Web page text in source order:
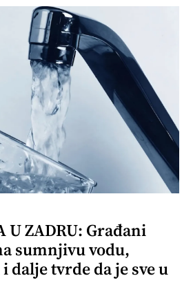
U ZADRU: Građani
sumnjivu vodu,
dalje tvrde da je sve u